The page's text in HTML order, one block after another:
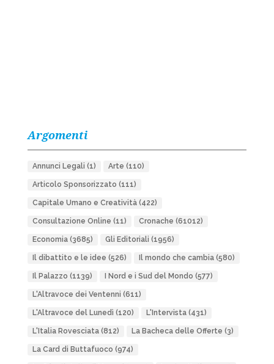
Argomenti
Annunci Legali (1) Arte (110)
Articolo Sponsorizzato (111)
Capitale Umano e Creatività(422)
Consultazione Online (11) Cronache (61012)
Economia(3685) Gli Editoriali (1956)
Il dibattito e le idee (526) Il mondo che cambia(580)
Il Palazzo (1139) I Nord e i Sud del Mondo (577)
L'Altravoce dei Ventenni (611)
L'Altravoce del Lunedì (120) L'Intervista(431)
L'Italia Rovesciata(812) La Bacheca delle Offerte (3)
La Card di Buttafuoco (974)